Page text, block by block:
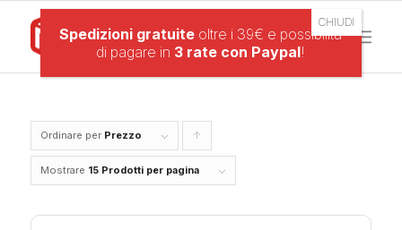
Ordinare per Prezzo
i
Mostrare 15 Prodotti per pagina
Spedizioni gratuite oltre i 39€ e possibilità
di pagare in 3 rate con Paypal!